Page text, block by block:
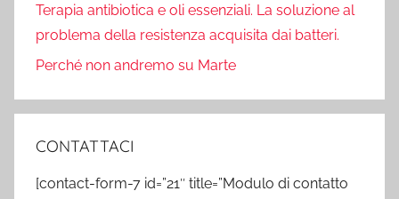
Terapia antibiotica e oli essenziali. La soluzione al
problema della resistenza acquisita dai batteri.
Perché non andremo su Marte
CONTATTACI
[contact-form-7 id=”21″ title=”Modulo di contatto